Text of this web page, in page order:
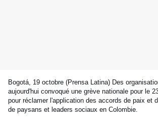
Bogotá, 19 octobre (Prensa Latina) Des
aujourd'hui convoqué une grève nationale pour le
pour réclamer l'application des accords de paix et
de paysans et leaders sociaux en Colombie.